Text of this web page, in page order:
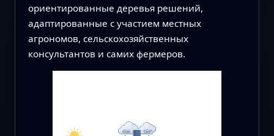
ориентированные деревья решений,
адаптированные с участием местных
агрономов, сельскохозяйственных
консультантов и самих фермеров.